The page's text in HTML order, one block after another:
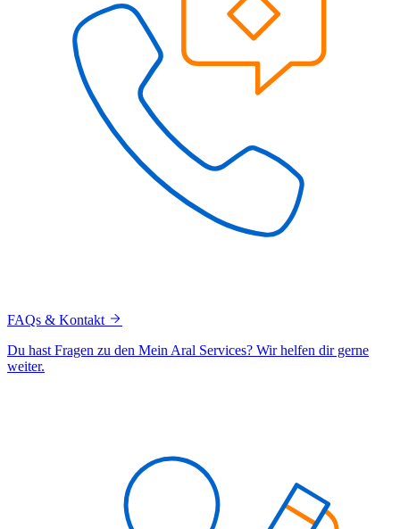
FAQs & Kontakt
Du hast Fragen zu den Mein Aral Services? Wir helfen dir gerne
weiter.